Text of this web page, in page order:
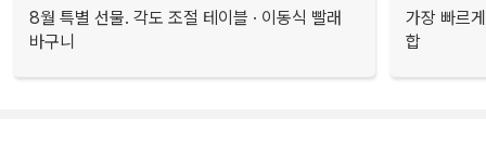
8월 특별 선물. 각도 조절 테이블 · 이동식 빨래
바구니
가장 빠르
합